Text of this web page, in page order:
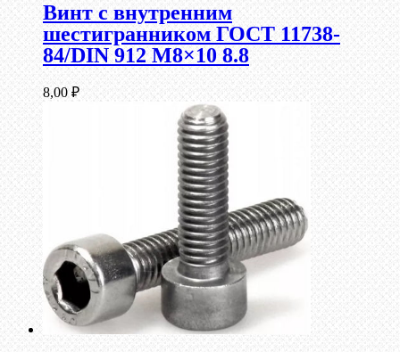
Винт c внутренним
шестигранником ГОСТ 11738-
84/DIN 912 М8×10 8.8
8,00 ₽